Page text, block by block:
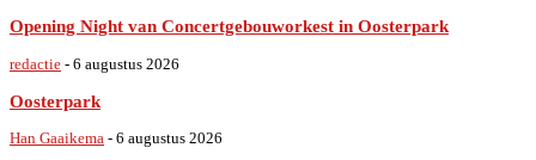
Opening Night van Concertgebouworkest in Oosterpark
redactie - 6 augustus 2026
Oosterpark
Han Gaaikema - 6 augustus 2026